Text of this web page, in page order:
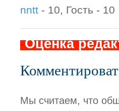
nntt - 10, Гость - 10
-Оценка
Мы считаем, что